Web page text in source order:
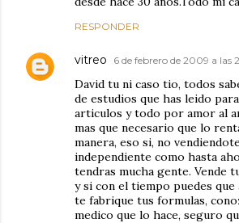
RESPONDER
vitreo 6 de febrero de 2009 a las
David tu ni caso tio, todos
de estudios que has leido
articulos y todo por amor al
mas que necesario que lo
manera, eso si, no
independiente como hasta
tendras mucha gente. Vende
y si con el tiempo puedes
te fabrique tus formulas,
medico que lo hace, seguro